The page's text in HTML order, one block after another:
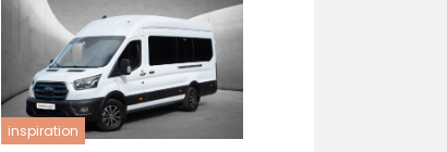
inspiration